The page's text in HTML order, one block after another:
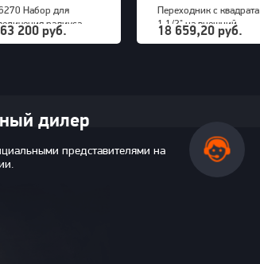
Набор для
радиуса
покрышек для
200 руб.
Переходник с квадрата
1 1/2" на внешний
шестигранник 36 мм
18 659,20 руб.
дилер
представителями на